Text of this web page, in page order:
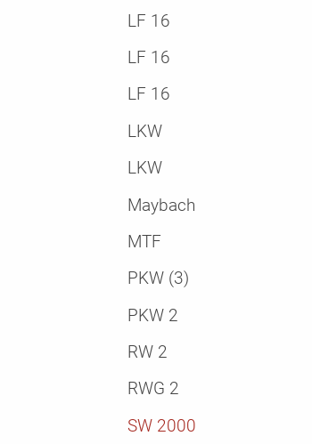
LF 16
LF 16
LF 16
LKW
LKW
Maybach
MTF
PKW (3)
PKW 2
RW 2
RWG 2
SW 2000